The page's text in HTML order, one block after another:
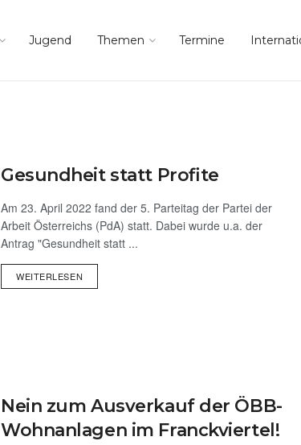
Jugend Themen Termine
Gesundheit statt Profite
Am 23. April 2022 fand der 5. Parteitag der Partei der
Arbeit Österreichs (PdA) statt. Dabei wurde u.a. der
Antrag "Gesundheit statt ...
WEITERLESEN
Nein zum Ausverkauf der ÖBB-
Wohnanlagen im Franckviertel!